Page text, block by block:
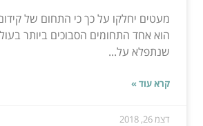
מעטים יחלקו על כך כי התחום של
הוא אחד התחומים הסבוכים ביותר
שנתפלא על...
קרא עוד »
דצמ 26, 2018